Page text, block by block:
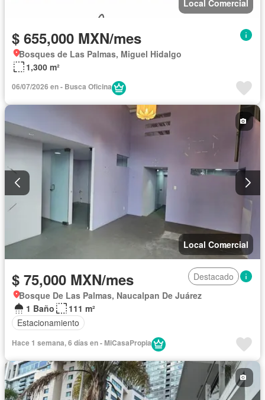
Local Comercial
$ 655,000 MXN/mes
Bosques de Las Palmas, Miguel Hidalgo
1,300 m²
06/07/2026 en - Busca Oficina
Local Comercial
$ 75,000 MXN/mes
Destacado
Bosque De Las Palmas, Naucalpan De Juárez
1 Baño
111 m²
Estacionamiento
Hace 1 semana, 6 días en - MiCasaPropia